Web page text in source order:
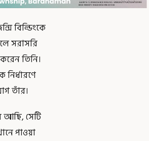
বিল্ডিংকে
সরাসরি
তিনি।
তাঁর।
আছি, সেটি
পাওয়া